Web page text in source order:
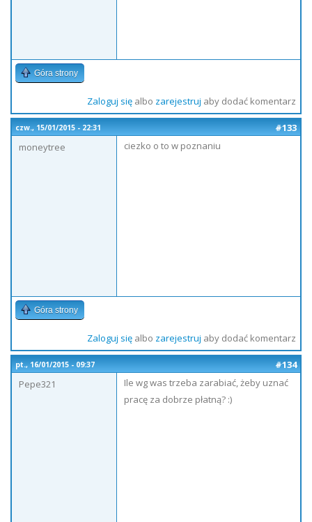
Góra strony
Zaloguj sięalbo zarejestruj aby dodać komentarz
czw., 15/01/2015 - 22:31
#133
moneytree
ciezko o to w poznaniu
Góra strony
Zaloguj sięalbo zarejestruj aby dodać komentarz
pt., 16/01/2015 - 09:37
#134
Pepe321
Ile wg was trzeba zarabiać, żeby uznać
pracę za dobrze płatną? :)